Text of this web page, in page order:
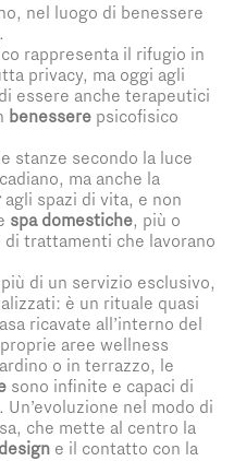
nel luogo di benessere
rappresenta il rifugio in
privacy, ma oggi agli
essere anche terapeutici
benessere psicofisico
stanze secondo la luce
ma anche la
agli spazi di vita, e non
spa domestiche, più o
trattamenti che lavorano
di un servizio esclusivo,
è un rituale quasi
ricavate all’interno del
aree wellness
o in terrazzo, le
sono infinite e capaci di
nel modo di
che mette al centro la
design e il contatto con la